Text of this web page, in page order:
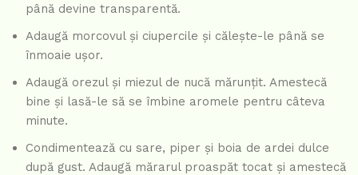
până devine transparentă.
Adaugă morcovul și ciupercile și călește-le până se
înmoaie ușor.
Adaugă orezul și miezul de nucă mărunțit. Amestecă
bine și lasă-le să se îmbine aromele pentru câteva
minute.
Condimentează cu sare, piper și boia de ardei dulce
după gust. Adaugă mărarul proaspăt tocat și amestecă